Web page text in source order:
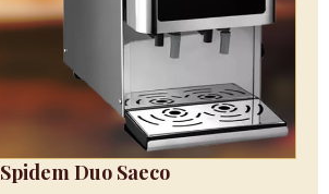
Spidem Duo Saeco